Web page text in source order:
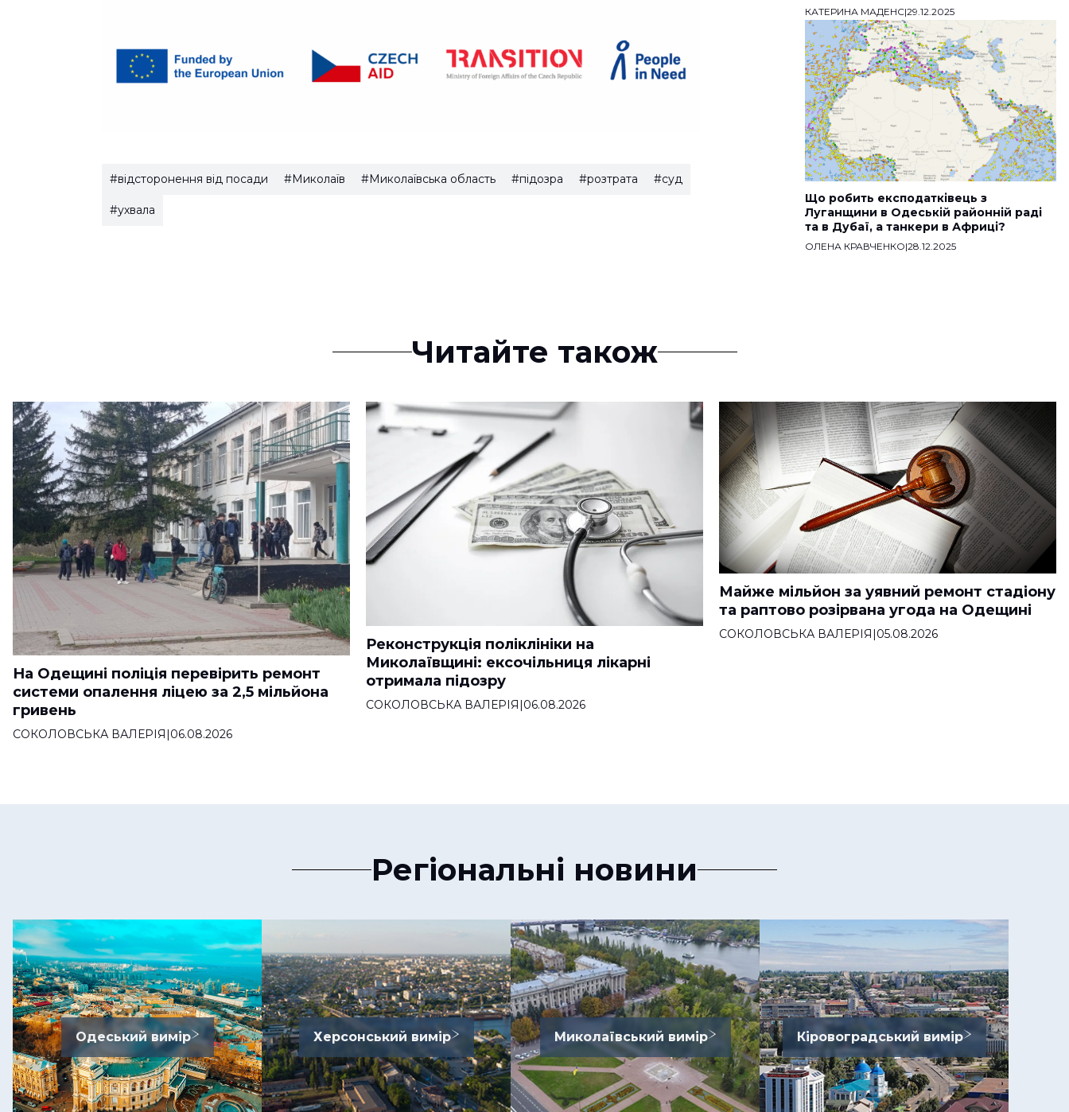
#відсторонення від посади #Миколаїв #Миколаївська область #підозра #розтрата #суд
#ухвала
КАТЕРИНА МАДЕНС|29.12.2025
Що робить експодатківець з
Луганщини в Одеській районній раді
та в Дубаї, а танкери в Африці?
ОЛЕНА КРАВЧЕНКО|28.12.2025
Читайте також
На Одещині поліція перевірить ремонт
системи опалення ліцею за 2,5 мільйона
гривень
СОКОЛОВСЬКА ВАЛЕРІЯ|06.08.2026
Реконструкція поліклініки на
Миколаївщині: ексочільниця лікарні
отримала підозру
СОКОЛОВСЬКА ВАЛЕРІЯ|06.08.2026
Майже мільйон за уявний ремонт стадіону
та раптово розірвана угода на Одещині
СОКОЛОВСЬКА ВАЛЕРІЯ|05.08.2026
Регіональні новини
Одеський вимір Херсонський вимір Миколаївський вимір Кіровоградський вимір